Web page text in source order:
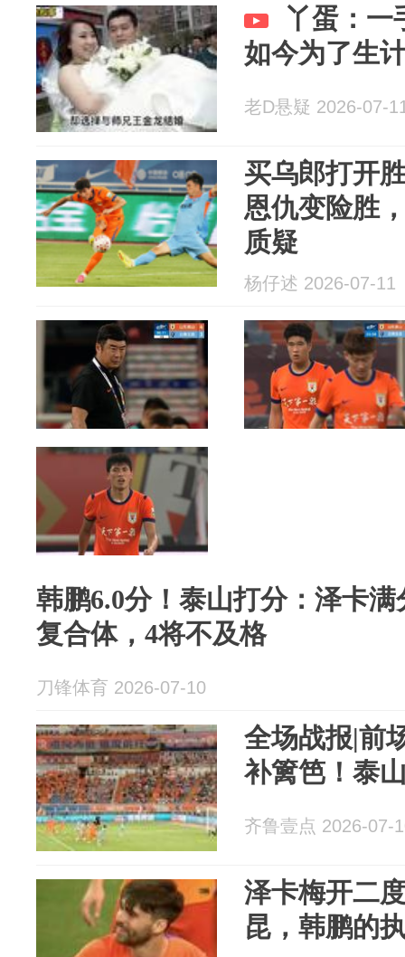
丫蛋：一
如今为了生
老D悬疑 2026-07-
买乌郎打开
恩仇变险胜
质疑
杨仔述 2026-07-11
韩鹏6.0分！泰山打分：泽卡
复合体，4将不及格
刀锋体育 2026-07-10
全场战报|前
补篱笆！泰
齐鲁壹点 2026-07-
泽卡梅开二
昆，韩鹏的